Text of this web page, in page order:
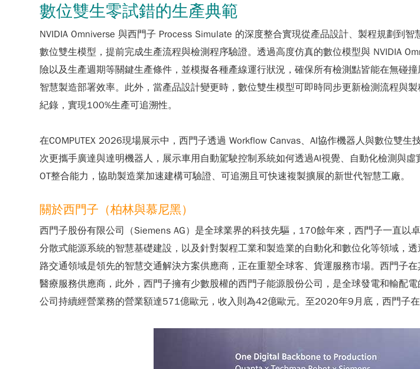
數位雙生零試錯的生產典範
NVIDIA Omniverse 與西門子 Process Simulate 的深度整合實現從產品設計、製程規劃到
數位雙生模型，提前完成生產流程與檢測程序驗證。透過高度仿真的數位模型與 NVIDIA
險以及生產週期等關鍵生產條件，並模擬各種產線運行狀況，確保所有檢測點皆能在無碰
智慧製造部署效率。此外，當產品設計變更時，數位雙生模型可即時同步更新檢測流程與
紀錄，實現100%生產可追溯性。
在COMPUTEX 2026現場展示中，西門子透過 Workflow Canvas、AI協作機器人與數位雙
次更攜手廣達與達明機器人，展示車用自動駕駛控制系統如何透過AI視覺、自動化檢測與
OT整合能力，協助製造業加速建構可驗證、可追溯且可快速複製擴展的新世代智慧工廠。
關於西門子（柏林與慕尼黑）
西門子股份有限公司（Siemens AG）是全球業界的科技先驅，170餘年來，西門子一直
分散式能源系統的智慧基礎建設，以及針對製程工業和製造業的自動化和數位化等領域，
路交通領域是領先的智慧交通解決方案供應商，正在重塑全球客、貨運服務市場。西門子
醫療服務供應商，此外，西門子擁有少數股權的西門子能源股份公司，是全球發電和輸
公司持續經營業務的營業額達571億歐元，收入則為42億歐元。至2020年9月底，西門子